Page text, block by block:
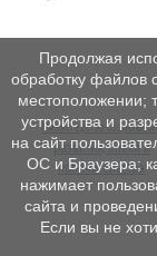
Министерство
развития, опеки и
попечительства
Продолжая
обработку файлов
местоположении;
устройства и
на сайт
ОС и Браузера;
нажимает
сайта и
Если вы не